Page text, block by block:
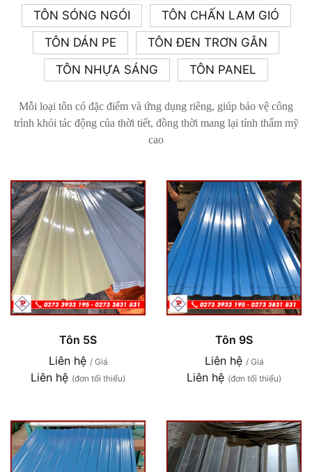
TÔN SÓNG NGÓI
TÔN CHẤN LAM GIÓ
TÔN DÁN PE
TÔN ĐEN TRƠN GÂN
TÔN NHỰA SÁNG
TÔN PANEL
Mỗi loại tôn có đặc điểm và ứng dụng riêng, giúp bảo vệ công
trình khỏi tác động của thời tiết, đồng thời mang lại tính thẩm mỹ
cao
Tôn 5S
Liên hệ / Giá
Liên hệ (đơn tối thiểu)
Tôn 9S
Liên hệ / Giá
Liên hệ (đơn tối thiểu)